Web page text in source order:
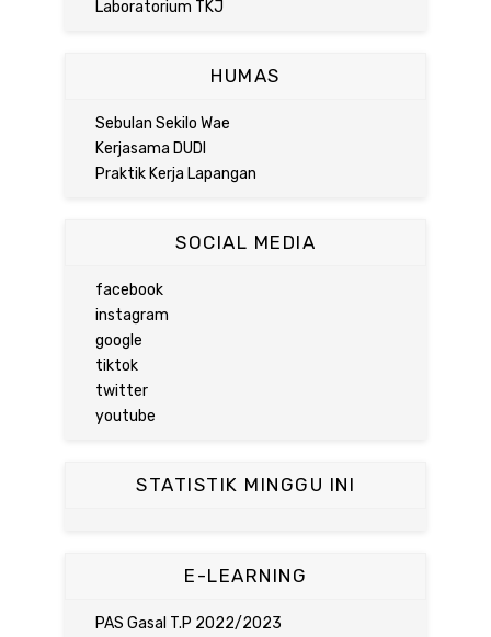
Laboratorium TKJ
HUMAS
Sebulan Sekilo Wae
Kerjasama DUDI
Praktik Kerja Lapangan
SOCIAL MEDIA
facebook
instagram
google
tiktok
twitter
youtube
STATISTIK MINGGU INI
E-LEARNING
PAS Gasal T.P 2022/2023